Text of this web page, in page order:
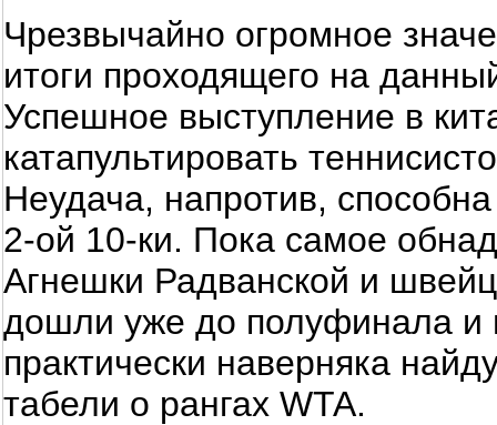
Чрезвычайно огромное
итоги проходящего на
Успешное выступление в
катапультировать
Неудача, напротив,
2-ой 10-ки. Пока самое
Агнешки Радванской и
дошли уже до полуфинала и
практически наверняка
табели о рангах WTA.